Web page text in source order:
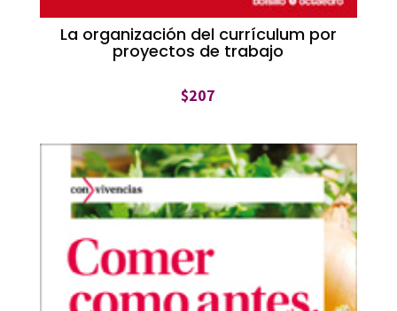
La organización del currículum por
proyectos de trabajo
$207